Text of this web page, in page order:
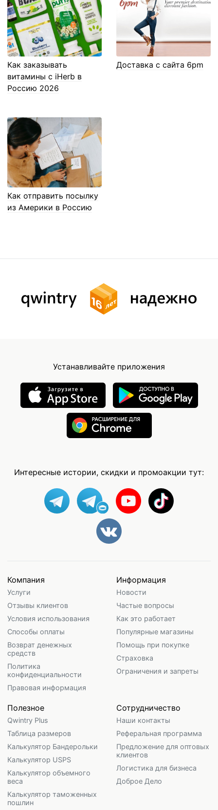
Как заказывать
витамины с iHerb в
Россию 2026
Доставка с сайта 6pm
Как отправить посылку
из Америки в Россию
Устанавливайте приложения
Интересные истории, скидки и промоакции тут:
Компания
Услуги
Отзывы клиентов
Условия использования
Способы оплаты
Возврат денежных
средств
Политика
конфиденциальности
Правовая информация
Информация
Новости
Частые вопросы
Как это работает
Популярные магазины
Помощь при покупке
Страховка
Ограничения и запреты
Полезное
Qwintry Plus
Таблица размеров
Калькулятор Бандерольки
Калькулятор USPS
Калькулятор объемного
веса
Калькулятор таможенных
пошлин
Сотрудничество
Наши контакты
Реферальная программа
Предложение для оптовых
клиентов
Логистика для бизнеса
Доброе Дело